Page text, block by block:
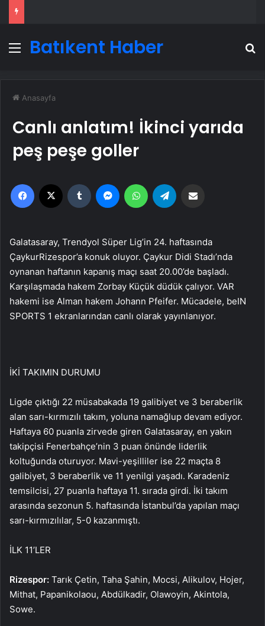
Menü
Batıkent Haber
Anasayfa
Canlı anlatım! İkinci yarıda
peş peşe goller
Facebook Tumblr MessengerWhatsApp
Galatasaray, Trendyol Süper Lig’in 24. haftasında
ÇaykurRizespor’a konuk oluyor. Çaykur Didi Stadı’nda
oynanan haftanın kapanış maçı saat 20.00’de başladı.
Karşılaşmada hakem Zorbay Küçük düdük çalıyor. VAR
hakemi ise Alman hakem Johann Pfeifer. Mücadele, beIN
SPORTS 1 ekranlarından canlı olarak yayınlanıyor.
İKİ TAKIMIN DURUMU
Ligde çıktığı 22 müsabakada 19 galibiyet ve 3 beraberlik
alan sarı-kırmızılı takım, yoluna namağlup devam ediyor.
Haftaya 60 puanla zirvede giren Galatasaray, en yakın
takipçisi Fenerbahçe’nin 3 puan önünde liderlik
koltuğunda oturuyor. Mavi-yeşilliler ise 22 maçta 8
galibiyet, 3 beraberlik ve 11 yenilgi yaşadı. Karadeniz
temsilcisi, 27 puanla haftaya 11. sırada girdi. İki takım
arasında sezonun 5. haftasında İstanbul’da yapılan maçı
sarı-kırmızılılar, 5-0 kazanmıştı.
İLK 11’LER
Rizespor: Tarık Çetin, Taha Şahin, Mocsi, Alikulov, Hojer,
Mithat, Papanikolaou, Abdülkadir, Olawoyin, Akintola,
Sowe.